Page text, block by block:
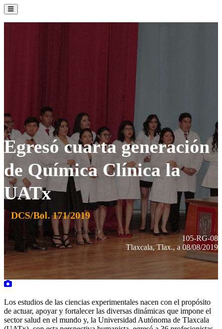
Egresó cuarta generación
de Química Clínica la
UATx
DCS/Bol. 171/2019
105-RG-08
Tlaxcala, Tlax., a 08/08/2019
Los estudios de las ciencias experimentales nacen con el propósito
de actuar, apoyar y fortalecer las diversas dinámicas que impone el
sector salud en el mundo y, la Universidad Autónoma de Tlaxcala